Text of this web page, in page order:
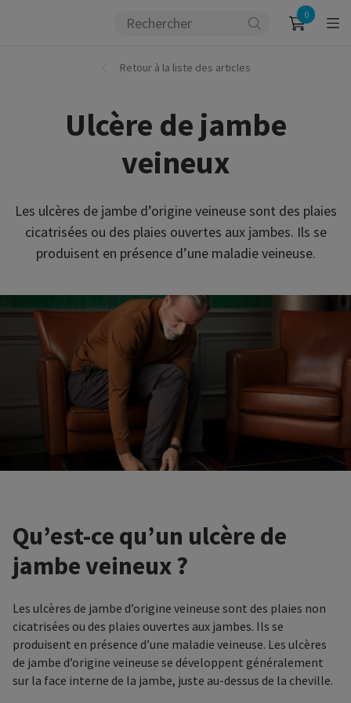
0
Retour à la liste des articles
Ulcère de jambe
veineux
Les ulcères de jambe d’origine veineuse sont des plaies
cicatrisées ou des plaies ouvertes aux jambes. Ils se
produisent en présence d’une maladie veineuse.
Qu’est-ce qu’un ulcère de
jambe veineux ?
Les ulcères de jambe d’origine veineuse sont des plaies non
cicatrisées ou des plaies ouvertes aux jambes. Ils se
produisent en présence d’une maladie veineuse. Les ulcères
de jambe d’origine veineuse se développent généralement
sur la face interne de la jambe, juste au-dessus de la cheville.